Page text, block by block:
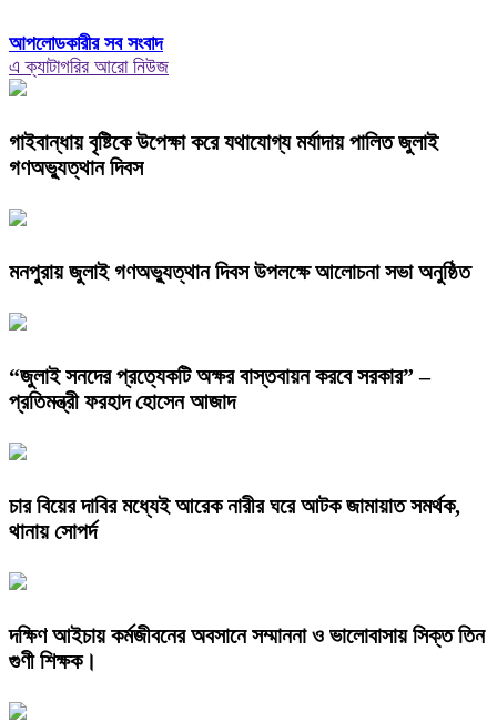
আপলোডকারীর সব সংবাদ
এ ক্যাটাগরির আরো নিউজ
গাইবান্ধায় বৃষ্টিকে উপেক্ষা করে যথাযোগ্য মর্যাদায় পালিত জুলাই
গণঅভ্যুত্থান দিবস
মনপুরায় জুলাই গণঅভ্যুত্থান দিবস উপলক্ষে আলোচনা সভা অনুষ্ঠিত
“জুলাই সনদের প্রত্যেকটি অক্ষর বাস্তবায়ন করবে সরকার” –
প্রতিমন্ত্রী ফরহাদ হোসেন আজাদ
চার বিয়ের দাবির মধ্যেই আরেক নারীর ঘরে আটক জামায়াত সমর্থক,
থানায় সোপর্দ
দক্ষিণ আইচায় কর্মজীবনের অবসানে সম্মাননা ও ভালোবাসায় সিক্ত তিন
গুণী শিক্ষক।